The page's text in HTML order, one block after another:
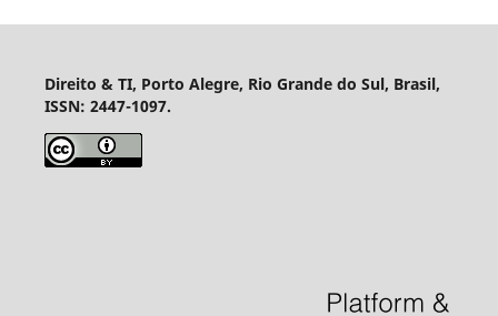
Direito & TI, Porto Alegre, Rio Grande do Sul, Brasil,
ISSN: 2447-1097.